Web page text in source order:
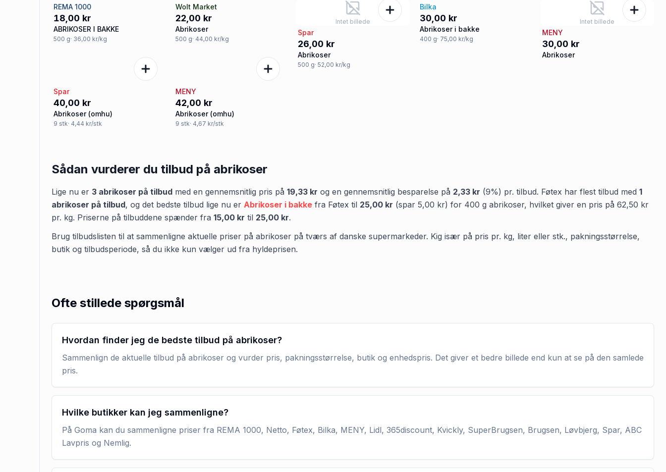
REMA 1000
18,00 kr
ABRIKOSER I BAKKE
500 g· 36,00 kr/kg
Wolt Market
22,00 kr
Abrikoser
500 g· 44,00 kr/kg
Intet billede
Spar
26,00 kr
Abrikoser
500 g· 52,00 kr/kg
Bilka
30,00 kr
Abrikoser i bakke
400 g· 75,00 kr/kg
Intet billede
MENY
30,00 kr
Abrikoser
Spar
40,00 kr
Abrikoser (omhu)
9 stk· 4,44 kr/stk
MENY
42,00 kr
Abrikoser (omhu)
9 stk· 4,67 kr/stk
Sådan vurderer du tilbud på abrikoser
Lige nu er 3 abrikoser på tilbud med en gennemsnitlig pris på 19,33 kr og en gennemsnitlig besparelse på 2,33 kr (9%) pr. tilbud. Føtex har flest tilbud med 1
abrikoser på tilbud, og det bedste tilbud lige nu er Abrikoser i bakke fra Føtex til 25,00 kr (spar 5,00 kr) for 400 g abrikoser, hvilket giver en pris på 62,50 kr
pr. kg. Priserne på tilbuddene spænder fra 15,00 kr til 25,00 kr.
Brug tilbudslisten til at sammenligne aktuelle priser på abrikoser på tværs af danske supermarkeder. Kig især på pris pr. kg, liter eller stk., pakningsstørrelse,
butik og tilbudsperiode, så du ikke kun vælger ud fra hyldeprisen.
Ofte stillede spørgsmål
Hvordan finder jeg de bedste tilbud på abrikoser?
Sammenlign de aktuelle tilbud på abrikoser og vurder pris, pakningsstørrelse, butik og enhedspris. Det giver et bedre billede end kun at se på den samlede
pris.
Hvilke butikker kan jeg sammenligne?
På Goma kan du sammenligne priser fra REMA 1000, Netto, Føtex, Bilka, MENY, Lidl, 365discount, Kvickly, SuperBrugsen, Brugsen, Løvbjerg, Spar, ABC
Lavpris og Nemlig.